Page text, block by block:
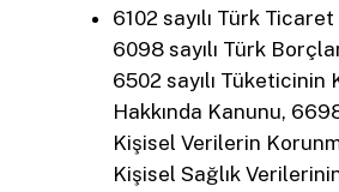
6102 sayılı Türk
6098 sayılı Türk
6502 sayılı Tüketicinin
Hakkında Kanunu, 6698
Kişisel Verilerin
Kişisel Sağlık